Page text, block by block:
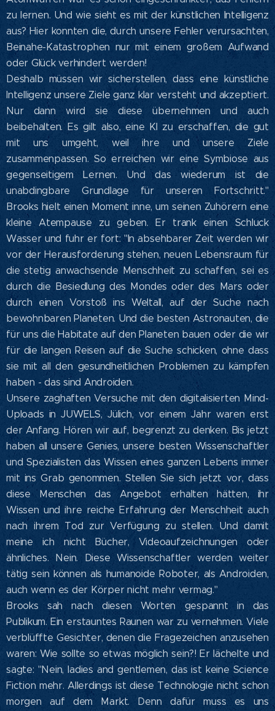
zu lernen. Und wie sieht es mit der künstlichen Intelligenz
aus? Hier konnten die, durch unsere Fehler verursachten,
Beinahe-Katastrophen nur mit einem großem Aufwand
oder Glück verhindert werden!
Deshalb müssen wir sicherstellen, dass eine künstliche
Intelligenz unsere Ziele ganz klar versteht und akzeptiert.
Nur dann wird sie diese übernehmen und auch
beibehalten. Es gilt also, eine KI zu erschaffen, die gut
mit uns umgeht, weil ihre und unsere Ziele
zusammenpassen. So erreichen wir eine Symbiose aus
gegenseitigem Lernen. Und das wiederum ist die
unabdingbare Grundlage für unseren Fortschritt."
Brooks hielt einen Moment inne, um seinen Zuhörern eine
kleine Atempause zu geben. Er trank einen Schluck
Wasser und fuhr er fort: "In absehbarer Zeit werden wir
vor der Herausforderung stehen, neuen Lebensraum für
die stetig anwachsende Menschheit zu schaffen, sei es
durch die Besiedlung des Mondes oder des Mars oder
durch einen Vorstoß ins Weltall, auf der Suche nach
bewohnbaren Planeten. Und die besten Astronauten, die
für uns die Habitate auf den Planeten bauen oder die wir
für die langen Reisen auf die Suche schicken, ohne dass
sie mit all den gesundheitlichen Problemen zu kämpfen
haben - das sind Androiden.
Unsere zaghaften Versuche mit den digitalisierten Mind-
Uploads in JUWELS, Jülich, vor einem Jahr waren erst
der Anfang. Hören wir auf, begrenzt zu denken. Bis jetzt
haben all unsere Genies, unsere besten Wissenschaftler
und Spezialisten das Wissen eines ganzen Lebens immer
mit ins Grab genommen. Stellen Sie sich jetzt vor, dass
diese Menschen das Angebot erhalten hätten, ihr
Wissen und ihre reiche Erfahrung der Menschheit auch
nach ihrem Tod zur Verfügung zu stellen. Und damit
meine ich nicht Bücher, Videoaufzeichnungen oder
ähnliches. Nein. Diese Wissenschaftler werden weiter
tätig sein können als humanoide Roboter, als Androiden,
auch wenn es der Körper nicht mehr vermag."
Brooks sah nach diesen Worten gespannt in das
Publikum. Ein erstauntes Raunen war zu vernehmen. Viele
verblüffte Gesichter, denen die Fragezeichen anzusehen
waren: Wie sollte so etwas möglich sein?! Er lächelte und
sagte: "Nein, ladies and gentlemen, das ist keine Science
Fiction mehr. Allerdings ist diese Technologie nicht schon
morgen auf dem Markt. Denn dafür muss es uns